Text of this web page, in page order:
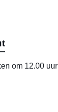
om 12.00 uur